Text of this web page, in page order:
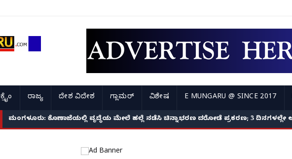
ಕ್ರೈಂ ರಾಜ್ಯ ದೇಶ ವಿದೇಶ ಗ್ಲಾಮರ್ ವಿಶೇಷ E MUNGARU @ SINCE 2017
ಮಂಗಳೂರು: ಕೊಣಾಜೆಯಲ್ಲಿ ವೃದ್ಧೆಯ ಮೇಲೆ ಹಲ್ಲೆ ನಡೆಸಿ ಚಿನ್ನಾಭರಣ ದರೋಡೆ ಪ್ರಕರಣ; 3